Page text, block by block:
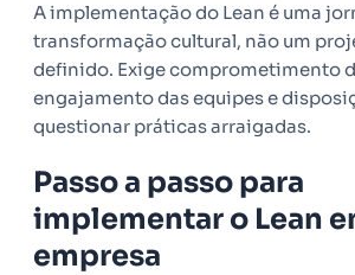
A implementação do Lean é uma
transformação cultural, não um
definido. Exige comprometimento
engajamento das equipes e
questionar práticas arraigadas.
Passo a passo para
implementar o Lean
empresa